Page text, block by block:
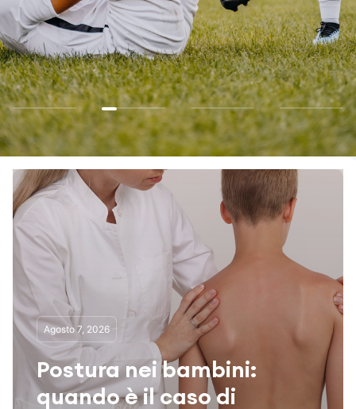
Agosto 7, 2026
Postura nei bambini:
quando è il caso di